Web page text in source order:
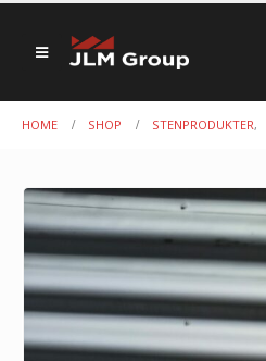
HOME SHOP STENPRODUKTER,